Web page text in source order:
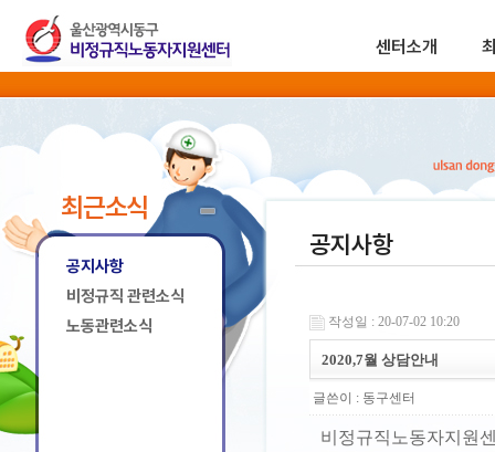
센터소개
최근소식
공지사항
비정규직 관련소식
노동관련소식
공지사항
작성일 : 20-07-02 10:20
2020,7월 상담안내
글쓴이 : 동구센터
비정규직노동자지원